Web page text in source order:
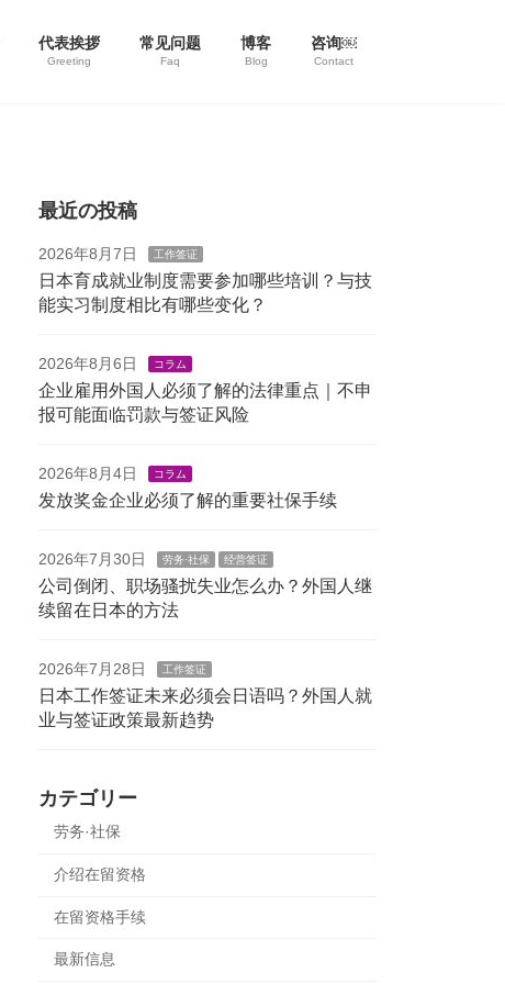
代表挨拶
Greeting
常见问题
Faq
博客
Blog
咨询￼
Contact
最近の投稿
2026年8月7日 工作签证
日本育成就业制度需要参加哪些培训？与技
能实习制度相比有哪些变化？
2026年8月6日 コラム
企业雇用外国人必须了解的法律重点｜不申
报可能面临罚款与签证风险
2026年8月4日 コラム
发放奖金企业必须了解的重要社保手续
2026年7月30日 劳务·社保 经营签证
公司倒闭、职场骚扰失业怎么办？外国人继
续留在日本的方法
2026年7月28日 工作签证
日本工作签证未来必须会日语吗？外国人就
业与签证政策最新趋势
カテゴリー
劳务·社保
介绍在留资格
在留资格手续
最新信息